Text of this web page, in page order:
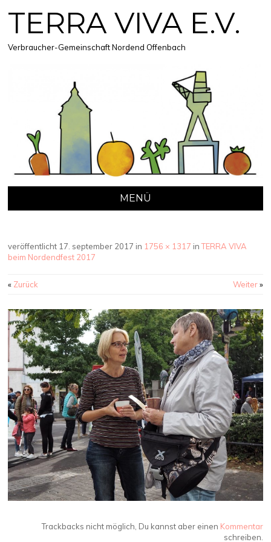
TERRA VIVA E.V.
Verbraucher-Gemeinschaft Nordend Offenbach
MENÜ
SPRINGEN
veröffentlicht 17. september 2017 in 1756 × 1317 inTERRA VIVA
beim Nordendfest 2017
«Zurück Weiter»
Trackbacks nicht möglich, Du kannst aber einen Kommentar
schreiben.